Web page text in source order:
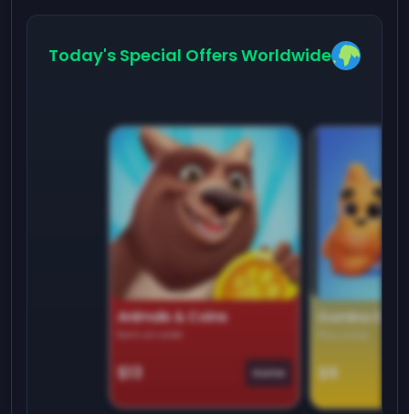
Today's Special Offers Worldwide
Animals & Coins
Earn on side
$13 Game
Domino
$9